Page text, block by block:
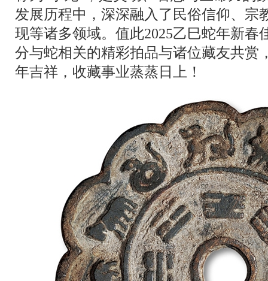
发展历程中，深深融入了民俗信仰、宗
现等诸多领域。值此2025乙巳蛇年新春
分与蛇相关的精彩拍品与诸位藏友共赏
年吉祥，收藏事业蒸蒸日上！